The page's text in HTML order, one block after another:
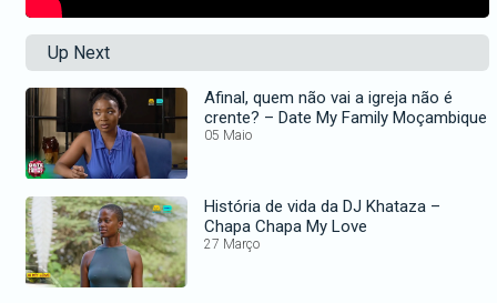
Up Next
Afinal, quem não vai a igreja não é
crente? – Date My Family Moçambique
05 Maio
História de vida da DJ Khataza –
Chapa Chapa My Love
27 Março